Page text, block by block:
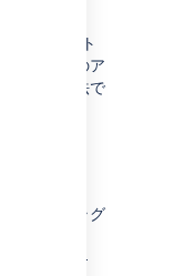
視をセット
す。追加のア
と同じ方法で
はなくプラグ